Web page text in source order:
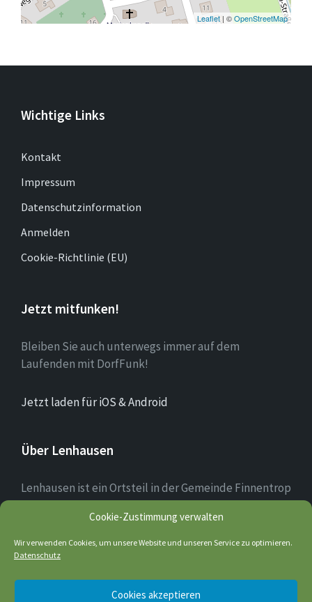
Cookie-Zustimmung verwalten
Wir verwenden Cookies, um unsere Website und unseren Service zu optimieren.
Datenschutz
Cookies akzeptieren
Leaflet| ©OpenStreetMap
Wichtige Links
Kontakt
Impressum
Datenschutzinformation
Anmelden
Cookie-Richtlinie (EU)
Jetzt mitfunken!
Bleiben Sie auch unterwegs immer auf dem
Laufenden mit DorfFunk!
Jetzt laden für iOS & Android
Über Lenhausen
Lenhausen ist ein Ortsteil in der Gemeinde Finnentrop
im Sauerland mit rund 1.190 Einwohnern, der sich am
Zusammenfluss von Lenne und Fretter befindet. Das
Ortsbild des Dorfkerns ist teilweise noch altertümlich
geprägt; einige Fachwerkhäuser sind noch erhalten.